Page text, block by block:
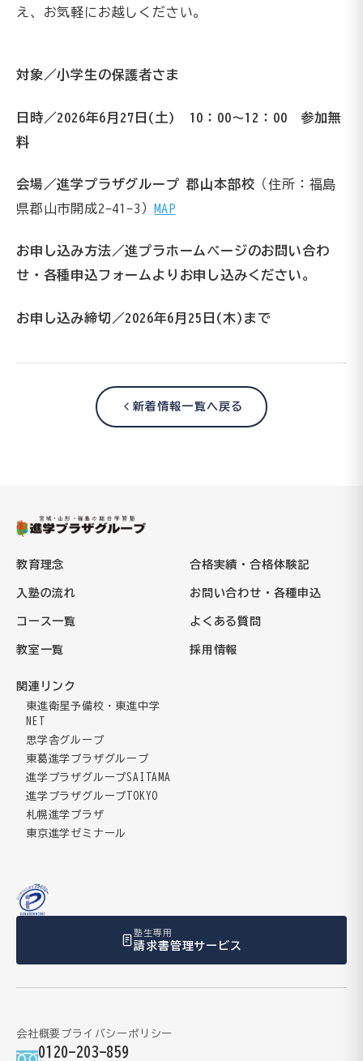
え、お気軽にお越しください。
対象／小学生の保護者さま
日時／2026年6月27日(土) 10：00～12：00 参加無
料
会場／進学プラザグループ 郡山本部校 （住所：福島
県郡山市開成2-41-3） MAP
お申し込み方法／進プラホームページのお問い合わ
せ・各種申込フォームよりお申し込みください。
お申し込み締切／2026年6月25日(木)まで
新着情報一覧へ戻る
教育理念
入塾の流れ
コース一覧
教室一覧
合格実績・合格体験記
お問い合わせ・各種申込
よくある質問
採用情報
関連リンク
東進衛星予備校・東進中学
NET
思学舎グループ
東葛進学プラザグループ
進学プラザグループSAITAMA
進学プラザグループTOKYO
札幌進学プラザ
東京進学ゼミナール
塾生専用
請求書管理サービス
会社概要プライバシーポリシー
0120-203-859